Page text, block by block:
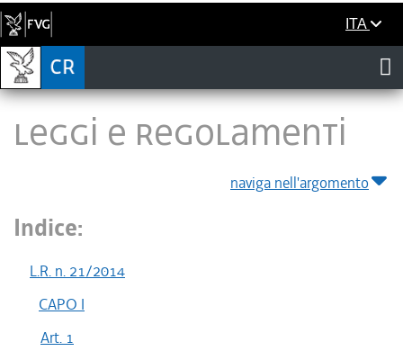
ITA
LEGGI E REGOLAMENTI
naviga nell'argomento
Indice:
L.R. n. 21/2014
CAPO I
Art. 1